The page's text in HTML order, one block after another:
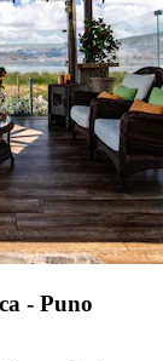
- Puno